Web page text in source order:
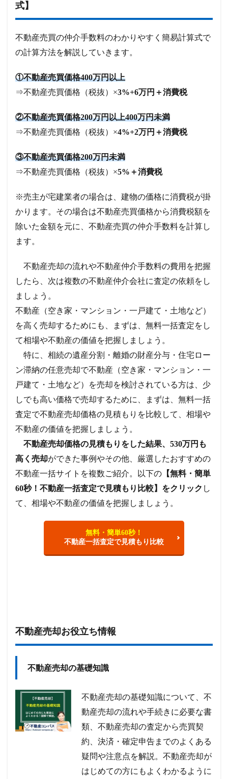
式】
不動産売買の仲介手数料のわかりやすく簡易計算式で
の計算方法を解説していきます。
①不動産売買価格400万円以上
⇒不動産売買価格（税抜）×3%+6万円＋消費税
②不動産売買価格200万円以上400万円未満
⇒不動産売買価格（税抜）×4%+2万円＋消費税
③不動産売買価格200万円未満
⇒不動産売買価格（税抜）×5%＋消費税
※売主が宅建業者の場合は、建物の価格に消費税が掛
かります。その場合は不動産売買価格から消費税額を
除いた金額を元に、不動産売買の仲介手数料を計算し
ます。
不動産売却の流れや不動産仲介手数料の費用を把握
したら、次は複数の不動産仲介会社に査定の依頼をし
ましょう。
不動産（空き家・マンション・一戸建て・土地など）
を高く売却するためにも、まずは、無料一括査定をし
て相場や不動産の価値を把握しましょう。
特に、相続の遺産分割・離婚の財産分与・住宅ロー
ン滞納の任意売却で不動産（空き家・マンション・一
戸建て・土地など）を売却を検討されている方は、少
しでも高い価格で売却するために、まずは、無料一括
査定で不動産売却価格の見積もりを比較して、相場や
不動産の価値を把握しましょう。
不動産売却価格の見積もりをした結果、530万円も
高く売却ができた事例やその他、厳選したおすすめの
不動産一括サイトを複数ご紹介。以下の 【無料・簡単
60秒！不動産一括査定で見積もり比較】をクリック し
て、相場や不動産の価値を把握しましょう。
無料・簡単60秒！
不動産一括査定で見積もり比較
不動産売却お役立ち情報
不動産売却の基礎知識
不動産売却の基礎知識について、不
動産売却の流れや手続きに必要な書
類、不動産売却の査定から売買契
約、決済・確定申告までのよくある
疑問や注意点を解説。不動産売却が
はじめての方にもよくわかるように